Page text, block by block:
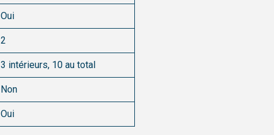
Oui
2
3 intérieurs, 10 au total
Non
Oui